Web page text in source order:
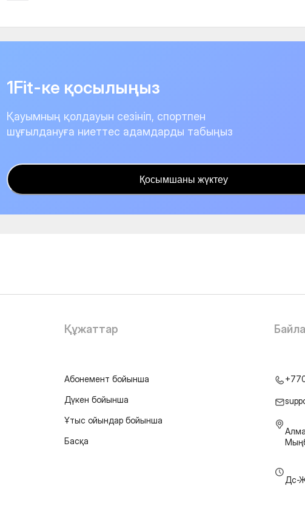
1Fit-ке қосылыңыз
Қауымның қолдауын сезініп, спортпен
шұғылдануға ниеттес адамдарды табыңыз
Қосымшаны жүктеу
Құжаттар
Абонемент бойынша
Дүкен бойынша
Ұтыс ойындар бойынша
Басқа
Дс-